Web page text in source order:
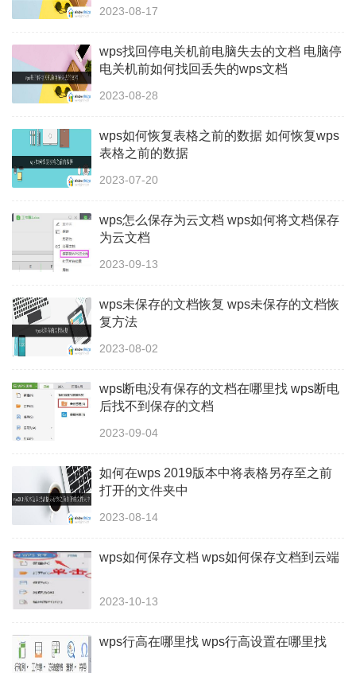
2023-08-17
wps找回停电关机前电脑失去的文档 电脑停
电关机前如何找回丢失的wps文档
2023-08-28
wps如何恢复表格之前的数据 如何恢复wps
表格之前的数据
2023-07-20
wps怎么保存为云文档 wps如何将文档保存
为云文档
2023-09-13
wps未保存的文档恢复 wps未保存的文档恢
复方法
2023-08-02
wps断电没有保存的文档在哪里找 wps断电
后找不到保存的文档
2023-09-04
如何在wps 2019版本中将表格另存至之前
打开的文件夹中
2023-08-14
wps如何保存文档 wps如何保存文档到云端
2023-10-13
wps行高在哪里找 wps行高设置在哪里找